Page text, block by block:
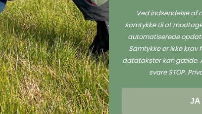
Ved indsendelse af
samtykke til at
automatiserede
Samtykke er ikke krav
datatakster kan gælde.
svare STOP.
JA